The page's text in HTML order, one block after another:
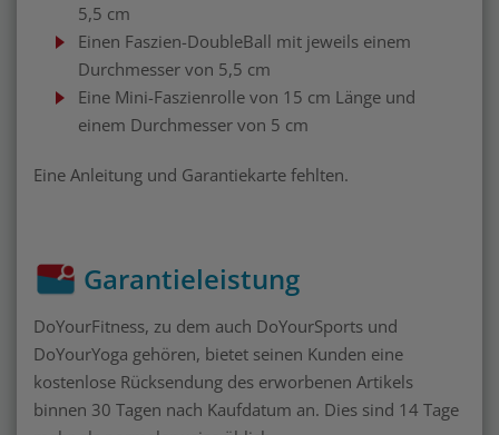
5,5 cm
Einen Faszien-DoubleBall mit jeweils einem
Durchmesser von 5,5 cm
Eine Mini-Faszienrolle von 15 cm Länge und
einem Durchmesser von 5 cm
Eine Anleitung und Garantiekarte fehlten.
Garantieleistung
DoYourFitness, zu dem auch DoYourSports und
DoYourYoga gehören, bietet seinen Kunden eine
kostenlose Rücksendung des erworbenen Artikels
binnen 30 Tagen nach Kaufdatum an. Dies sind 14 Tage